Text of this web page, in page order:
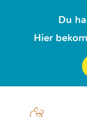
Du
Hier